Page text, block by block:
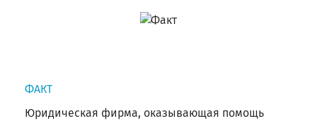
ФАКТ
Юридическая фирма, оказывающая помощь